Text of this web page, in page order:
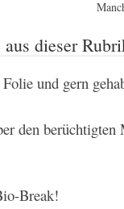
dieser
und gern
den berüchtigten
Break!